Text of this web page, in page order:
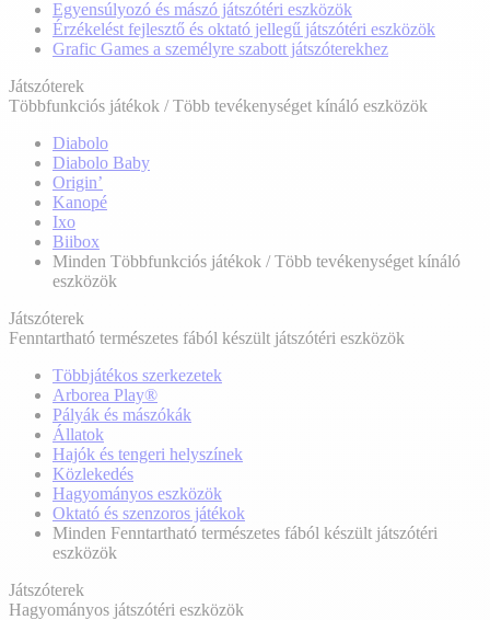
Egyensúlyozó és mászó játszótéri eszközök
Érzékelést fejlesztő és oktató jellegű játszótéri eszközök
Grafic Games a személyre szabott játszóterekhez
Játszóterek
Többfunkciós játékok / Több tevékenységet kínáló eszközök
Diabolo
Diabolo Baby
Origin’
Kanopé
Ixo
Biibox
Minden Többfunkciós játékok / Több tevékenységet kínáló
eszközök
Játszóterek
Fenntartható természetes fából készült játszótéri eszközök
Többjátékos szerkezetek
Arborea Play®
Pályák és mászókák
Állatok
Hajók és tengeri helyszínek
Közlekedés
Hagyományos eszközök
Oktató és szenzoros játékok
Minden Fenntartható természetes fából készült játszótéri
eszközök
Játszóterek
Hagyományos játszótéri eszközök